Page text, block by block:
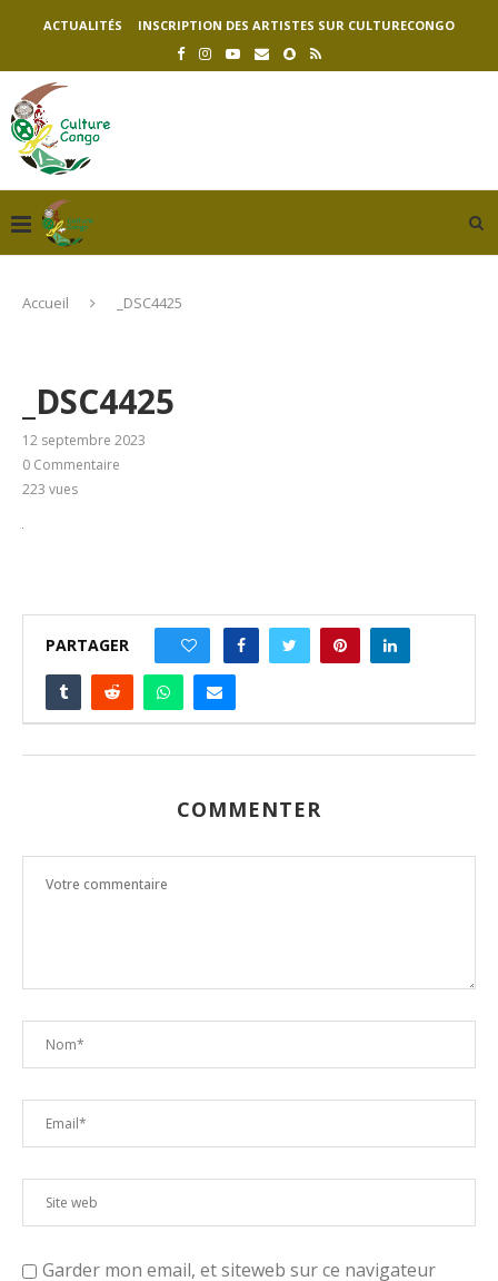
ACTUALITÉS INSCRIPTION DES ARTISTES SUR CULTURECONGO
Accueil _DSC4425
_DSC4425
12 septembre 2023
0 Commentaire
223 vues
PARTAGER
COMMENTER
Garder mon email, et siteweb sur ce navigateur